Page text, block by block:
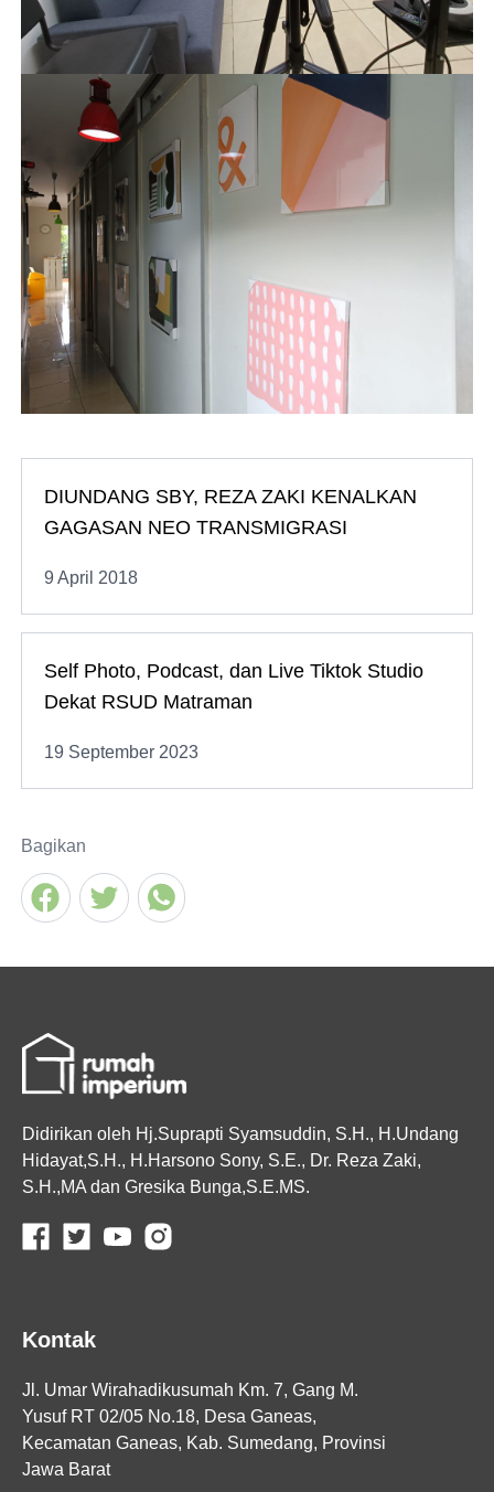
Bagikan
DIUNDANG SBY, REZA ZAKI KENALKAN
GAGASAN NEO TRANSMIGRASI
9 April 2018
Self Photo, Podcast, dan Live Tiktok Studio
Dekat RSUD Matraman
19 September 2023
Didirikan oleh Hj.Suprapti Syamsuddin, S.H., H.Undang
Hidayat,S.H., H.Harsono Sony, S.E., Dr. Reza Zaki,
S.H.,MA dan Gresika Bunga,S.E.MS.
Kontak
Jl. Umar Wirahadikusumah Km. 7, Gang M.
Yusuf RT 02/05 No.18, Desa Ganeas,
Kecamatan Ganeas, Kab. Sumedang, Provinsi
Jawa Barat